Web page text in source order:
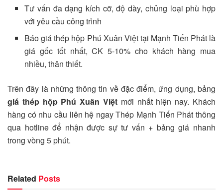
Tư vấn đa dạng kích cỡ, độ dày, chủng loại phù hợp
với yêu cầu công trình
Báo giá thép hộp Phú Xuân Việt tại Mạnh Tiến Phát là
giá gốc tốt nhất, CK 5-10% cho khách hàng mua
nhiều, thân thiết.
Trên đây là những thông tin về đặc điểm, ứng dụng, bảng
giá thép hộp Phú Xuân Việt mới nhất hiện nay. Khách
hàng có nhu cầu liên hệ ngay Thép Mạnh Tiến Phát thông
qua hotline để nhận được sự tư vấn + bảng giá nhanh
trong vòng 5 phút.
Related Posts